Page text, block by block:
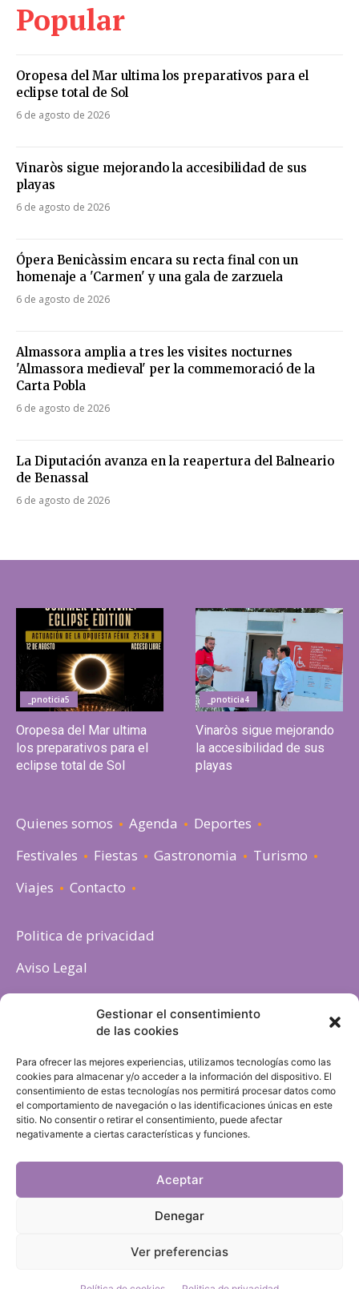
Gestionar el consentimiento
de las cookies
Para ofrecer las mejores experiencias, utilizamos tecnologías como las
cookies para almacenar y/o acceder a la información del dispositivo. El
consentimiento de estas tecnologías nos permitirá procesar datos como
el comportamiento de navegación o las identificaciones únicas en este
sitio. No consentir o retirar el consentimiento, puede afectar
negativamente a ciertas características y funciones.
Aceptar
Denegar
Ver preferencias
Popular
Oropesa del Mar ultima los preparativos para el
eclipse total de Sol
6 de agosto de 2026
Vinaròs sigue mejorando la accesibilidad de sus
playas
6 de agosto de 2026
Ópera Benicàssim encara su recta final con un
homenaje a 'Carmen' y una gala de zarzuela
6 de agosto de 2026
Almassora amplia a tres les visites nocturnes
'Almassora medieval' per la commemoració de la
Carta Pobla
6 de agosto de 2026
La Diputación avanza en la reapertura del Balneario
de Benassal
6 de agosto de 2026
_pnoticia5
Oropesa del Mar ultima
los preparativos para el
eclipse total de Sol
_pnoticia4
Vinaròs sigue mejorando
la accesibilidad de sus
playas
Quienes somos Agenda
Deportes
Festivales
Fiestas Gastronomia
Turismo
Viajes
Contacto
Politica de privacidad
Aviso Legal
Política de cookies